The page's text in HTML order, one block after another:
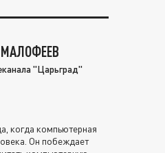
"Царьград"
когда компьютерная
Он побеждает